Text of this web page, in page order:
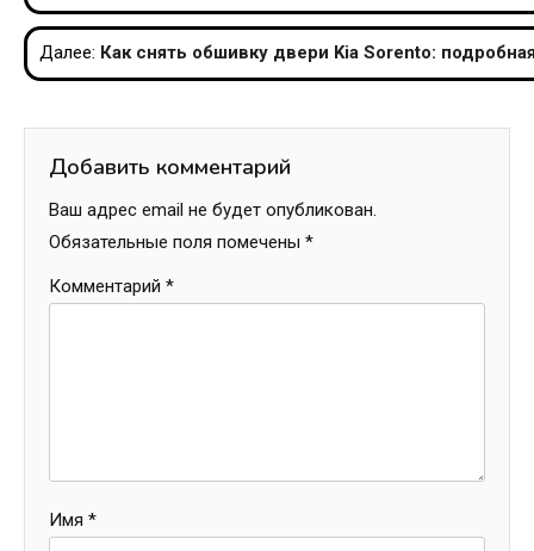
по
записям
Далее: Как снять обшивку двери Kia Sorento:
Добавить комментарий
Ваш адрес email не будет опубликован.
Обязательные поля помечены *
Комментарий *
Имя *